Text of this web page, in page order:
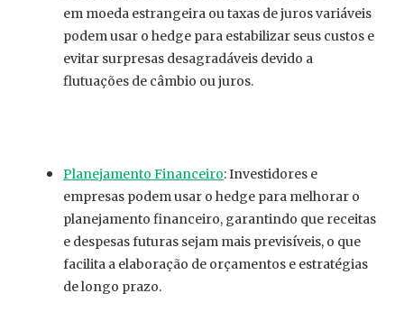
em moeda estrangeira ou taxas de juros variáveis
podem usar o hedge para estabilizar seus custos e
evitar surpresas desagradáveis devido a
flutuações de câmbio ou juros.
Planejamento Financeiro: Investidores e
empresas podem usar o hedge para melhorar o
planejamento financeiro, garantindo que receitas
e despesas futuras sejam mais previsíveis, o que
facilita a elaboração de orçamentos e estratégias
de longo prazo.